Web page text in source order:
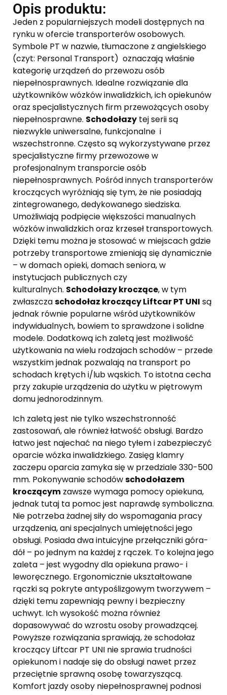
Opis produktu:
Jeden z popularniejszych modeli dostępnych na
rynku w ofercie transporterów osobowych.
Symbole PT w nazwie, tłumaczone z angielskiego
(czyt: Personal Transport) oznaczają właśnie
kategorię urządzeń do przewozu osób
niepełnosprawnych. Idealne rozwiązanie dla
użytkowników wózków inwalidzkich, ich opiekunów
oraz specjalistycznych firm przewożących osoby
niepełnosprawne. Schodołazy tej serii są
niezwykle uniwersalne, funkcjonalne i
wszechstronne. Często są wykorzystywane przez
specjalistyczne firmy przewozowe w
profesjonalnym transporcie osób
niepełnosprawnych. Pośród innych transporterów
kroczących wyróżniają się tym, że nie posiadają
zintegrowanego, dedykowanego siedziska.
Umożliwiają podpięcie większości manualnych
wózków inwalidzkich oraz krzeseł transportowych.
Dzięki temu można je stosować w miejscach gdzie
potrzeby transportowe zmieniają się dynamicznie
– w domach opieki, domach seniora, w
instytucjach publicznych czy
kulturalnych. Schodołazy kroczące, w tym
zwłaszczaschodołaz kroczący Liftcar PT UNI są
jednak równie popularne wśród użytkowników
indywidualnych, bowiem to sprawdzone i solidne
modele. Dodatkową ich zaletą jest możliwość
użytkowania na wielu rodzajach schodów – przede
wszystkim jednak pozwalają na transport po
schodach krętych i/lub wąskich. To istotna cecha
przy zakupie urządzenia do użytku w piętrowym
domu jednorodzinnym.
Ich zaletą jest nie tylko wszechstronność
zastosowań, ale również łatwość obsługi. Bardzo
łatwo jest najechać na niego tyłem i zabezpieczyć
oparcie wózka inwalidzkiego. Zasięg klamry
zaczepu oparcia zamyka się w przedziale 330-500
mm. Pokonywanie schodówschodołazem
kroczącym zawsze wymaga pomocy opiekuna,
jednak tutaj ta pomoc jest naprawdę symboliczna.
Nie potrzeba żadnej siły do wspomagania pracy
urządzenia, ani specjalnych umiejętności jego
obsługi. Posiada dwa intuicyjne przełączniki góra-
dół – po jednym na każdej z rączek. To kolejna jego
zaleta – jest wygodny dla opiekuna prawo- i
leworęcznego. Ergonomicznie ukształtowane
rączki są pokryte antypoślizgowym tworzywem –
dzięki temu zapewniają pewny i bezpieczny
uchwyt. Ich wysokość można również
dopasowywać do wzrostu osoby prowadzącej.
Powyższe rozwiązania sprawiają, że schodołaz
kroczący Liftcar PT UNI nie sprawia trudności
opiekunom i nadaje się do obsługi nawet przez
przeciętnie sprawną osobę towarzyszącą.
Komfort jazdy osoby niepełnosprawnej podnosi